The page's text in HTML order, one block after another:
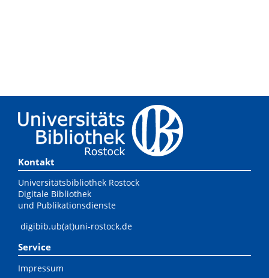
Kontakt
Universitätsbibliothek Rostock
Digitale Bibliothek
und Publikationsdienste
digibib.ub(at)uni-rostock.de
Service
Impressum